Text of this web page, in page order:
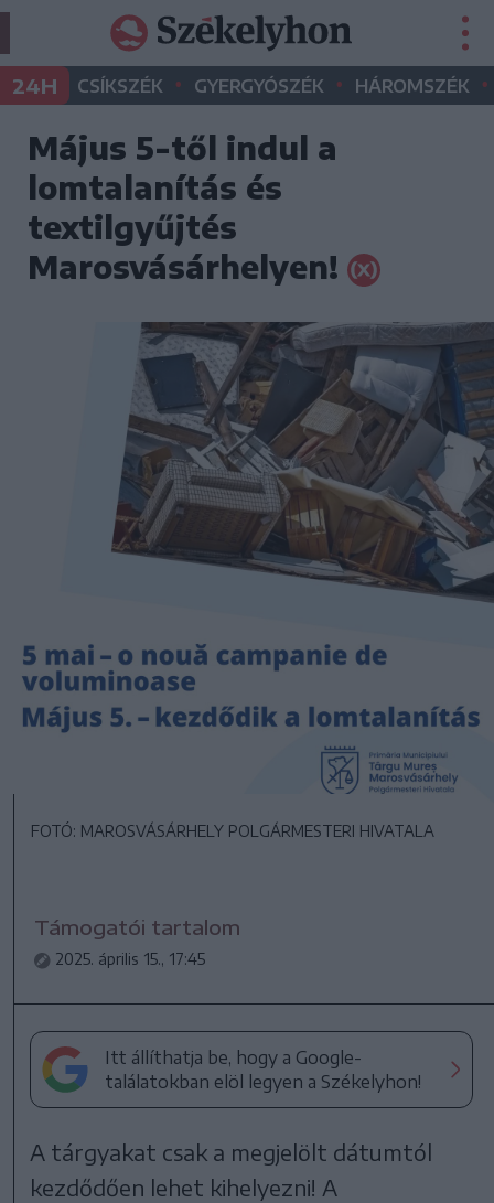
24H CSÍKSZÉK • GYERGYÓSZÉK • HÁROMSZÉK •
Május 5-től indul a
lomtalanítás és
textilgyűjtés
Marosvásárhelyen!
FOTÓ: MAROSVÁSÁRHELY POLGÁRMESTERI HIVATALA
Támogatói tartalom
2025. április 15., 17:45
Itt állíthatja be, hogy a Google-
találatokban elöl legyen a Székelyhon!
A tárgyakat csak a megjelölt dátumtól
kezdődően lehet kihelyezni! A